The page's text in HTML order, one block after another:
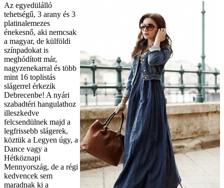
Az egyedülálló
tehetségű, 3 arany és 3
platinalemezes
énekesnő, aki nemcsak
a magyar, de külföldi
színpadokat is
meghódított már,
nagyzenekarral és több
mint 16 toplistás
slágerrel érkezik
Debrecenbe! A nyári
szabadtéri hangulathoz
illeszkedve
felcsendülnek majd a
legfrissebb slágerek,
köztük a Legyen úgy, a
Dance vagy a
Hétköznapi
Mennyország, de a régi
kedvencek sem
maradnak ki a